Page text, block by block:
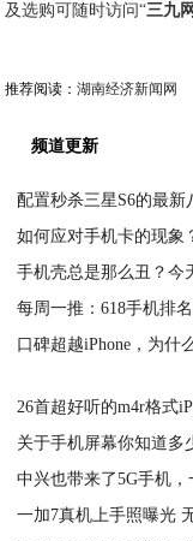
及选购可随时访问“三九
推荐阅读：湖南经济新闻网
频道更新
配置秒杀三星S6的最新
如何应对手机卡的现象
手机壳总是那么丑？今
每周一推：618手机排
口碑超越iPhone，为什
26首超好听的m4r格式
关于手机屏幕你知道多
中兴也带来了5G手机
一加7真机上手照曝光